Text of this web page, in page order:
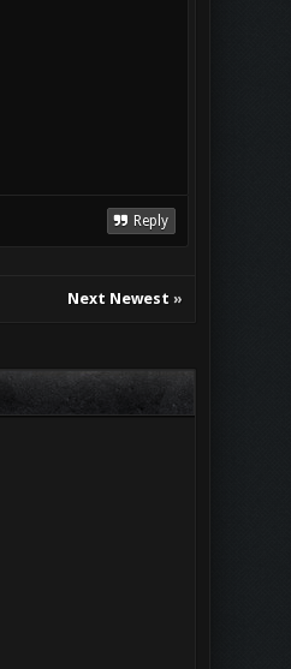
Reply
Next Newest »